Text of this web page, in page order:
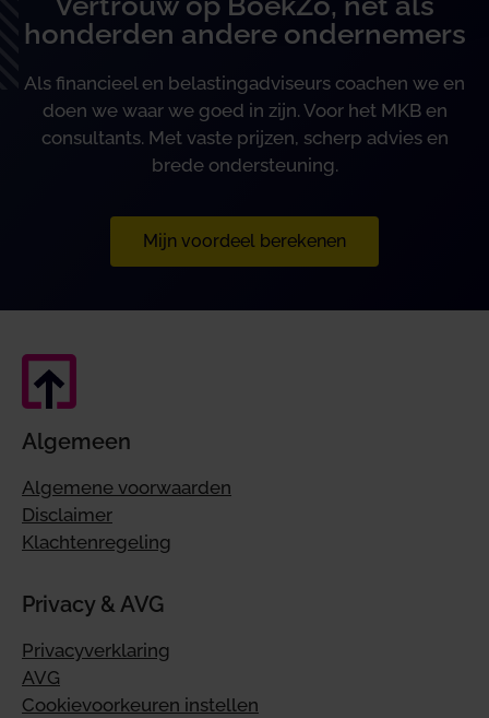
honderden andere ondernemers
Als financieel en belastingadviseurs coachen we en
doen we waar we goed in zijn. Voor het MKB en
consultants. Met vaste prijzen, scherp advies en
brede ondersteuning.
Mijn voordeel berekenen
Algemeen
Algemene voorwaarden
Disclaimer
Klachtenregeling
Privacy & AVG
Privacyverklaring
AVG
Cookievoorkeuren instellen